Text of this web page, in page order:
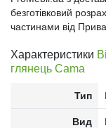
безготівковий
частинами від
Характеристики
глянець Cama
Тип
Вид